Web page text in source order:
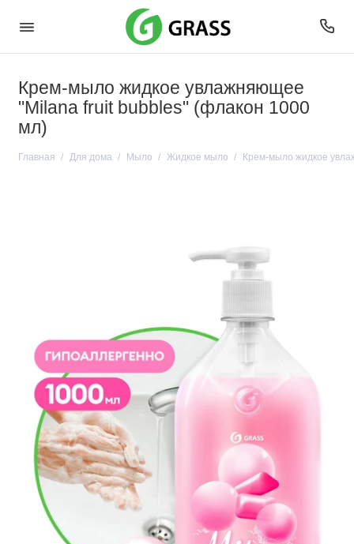
Крем-мыло жидкое увлажняющее
"Milana fruit bubbles" (флакон 1000
мл)
Главная Для дома Мыло Жидкое мыло Крем-мыло жидкое